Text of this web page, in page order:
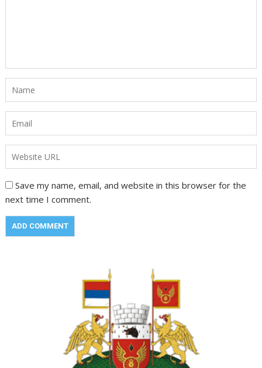
Save my name, email, and website in this browser for the
next time I comment.